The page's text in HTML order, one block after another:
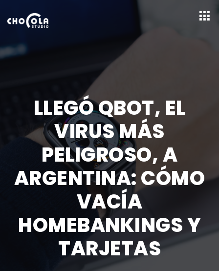
LLEGÓ QBOT, EL
VIRUS MÁS
PELIGROSO, A
ARGENTINA: CÓMO
VACÍA
HOMEBANKINGS Y
TARJETAS